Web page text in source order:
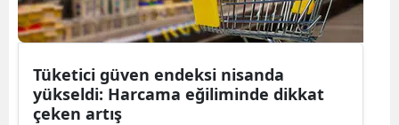
Tüketici güven endeksi nisanda
yükseldi: Harcama eğiliminde dikkat
çeken artış